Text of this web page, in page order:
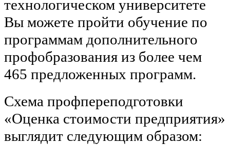
технологическом университете
Вы можете пройти обучение по
программам дополнительного
профобразования из более чем
465 предложенных программ.
Схема профпереподготовки
«Оценка стоимости предприятия»
выглядит следующим образом: